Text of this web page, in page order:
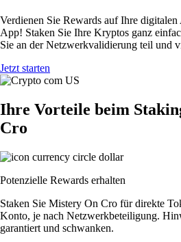
Verdienen Sie Rewards auf Ihre
App! Staken Sie Ihre Kryptos ganz
Sie an der Netzwerkvalidierung teil und
Jetzt starten
Ihre Vorteile beim
Cro
Potenzielle Rewards erhalten
Staken Sie Mistery On Cro für direkte
Konto, je nach Netzwerkbeteiligung.
garantiert und schwanken.